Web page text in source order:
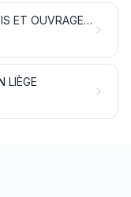
BOIS, CHARBON DE BOIS ET OUVRAGES EN BOIS
LIÈGE